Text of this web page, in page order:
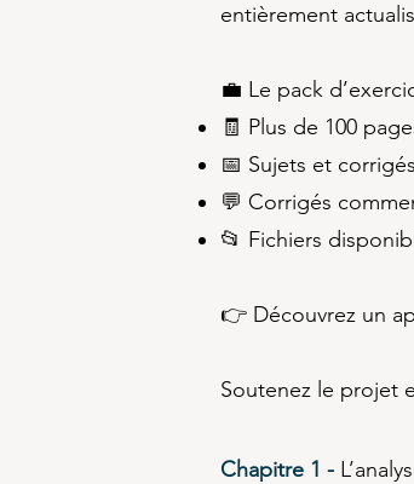
entièrement
💼 Le pack
🧾 Plus de 100
📅 Sujets et
💬 Corrigés
📂 Fichiers
👉 Découvrez un
Soutenez le projet
Chapitre 1 -